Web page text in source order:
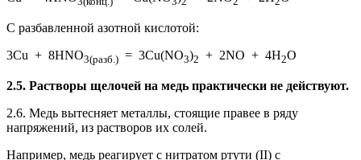
С разбавленной азотной кислотой:
3Cu + 8HNO3(разб.) = 3Cu(NO3)2 + 2NO + 4H2O
2.5. Растворы щелочей на медь практически не действуют.
2.6. Медь вытесняет металлы, стоящие правее в ряду
напряжений, из растворов их солей.
Например, медь реагирует с нитратом ртути (II) с